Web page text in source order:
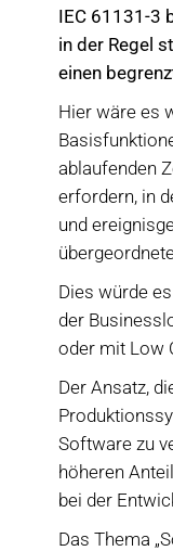
IEC 61131-3
in der Regel
einen
Hier wäre es
ablaufenden
erfordern, in
und
Dies würde
der
oder mit Low
Der Ansatz,
Software zu
höheren
bei der
Das Thema